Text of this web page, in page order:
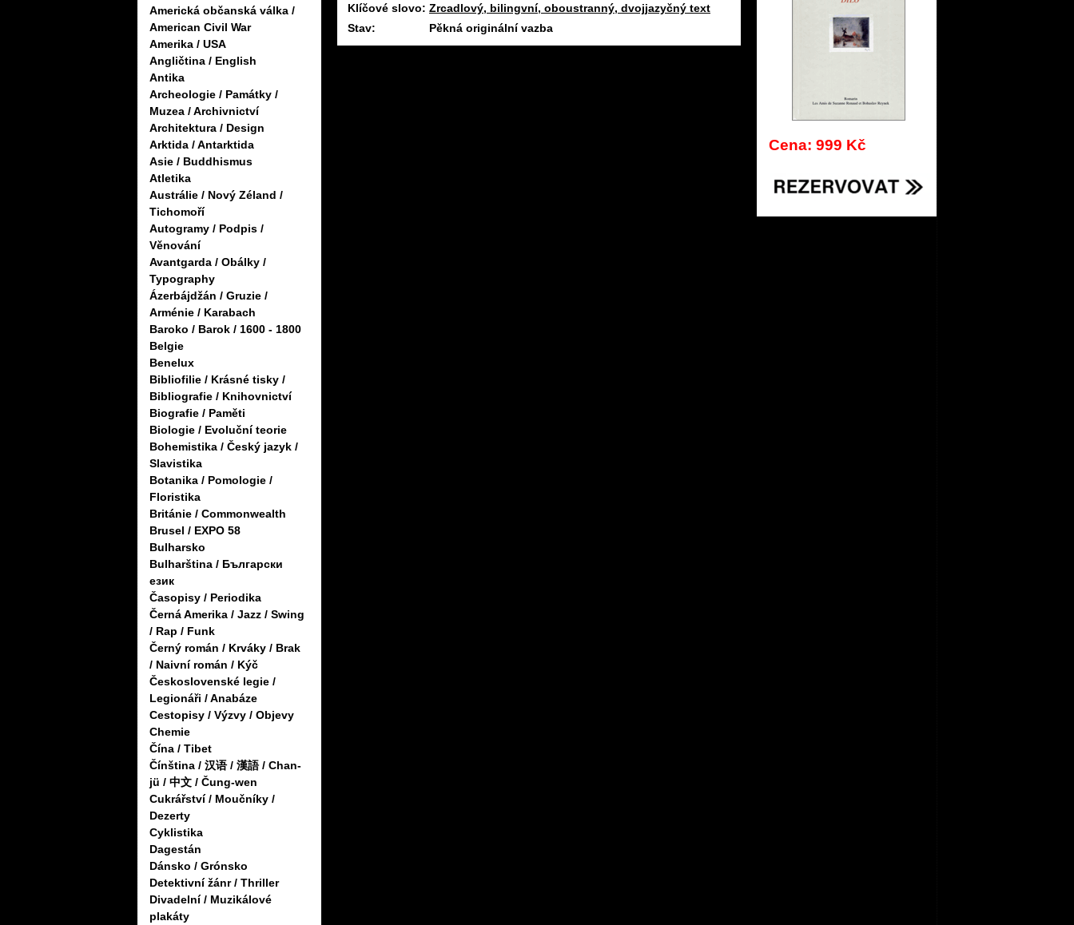
Americká občanská válka /
American Civil War
Amerika / USA
Angličtina / English
Antika
Archeologie / Památky /
Muzea / Archivnictví
Architektura / Design
Arktida / Antarktida
Asie / Buddhismus
Atletika
Austrálie / Nový Zéland /
Tichomoří
Autogramy / Podpis /
Věnování
Avantgarda / Obálky /
Typography
Ázerbájdžán / Gruzie /
Arménie / Karabach
Baroko / Barok / 1600 - 1800
Belgie
Benelux
Bibliofilie / Krásné tisky /
Bibliografie / Knihovnictví
Biografie / Paměti
Biologie / Evoluční teorie
Bohemistika / Český jazyk /
Slavistika
Botanika / Pomologie /
Floristika
Británie / Commonwealth
Brusel / EXPO 58
Bulharsko
Bulharština / Български
език
Časopisy / Periodika
Černá Amerika / Jazz / Swing
/ Rap / Funk
Černý román / Krváky / Brak
/ Naivní román / Kýč
Československé legie /
Legionáři / Anabáze
Cestopisy / Výzvy / Objevy
Chemie
Čína / Tibet
Čínština / 汉语 / 漢語 / Chan-
jü / 中文 / Čung-wen
Cukrářství / Moučníky /
Dezerty
Cyklistika
Dagestán
Dánsko / Grónsko
Detektivní žánr / Thriller
Divadelní / Muzikálové
plakáty
Cena: 999 Kč
Klíčové slovo: Zrcadlový, bilingvní, oboustranný, dvojjazyčný text
Stav:
Pěkná originální vazba